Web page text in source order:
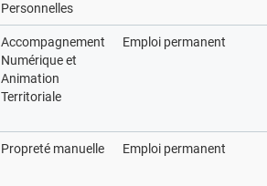
Personnelles
Accompagnement
Numérique et
Animation
Territoriale
Emploi permanent
Propreté manuelle Emploi permanent